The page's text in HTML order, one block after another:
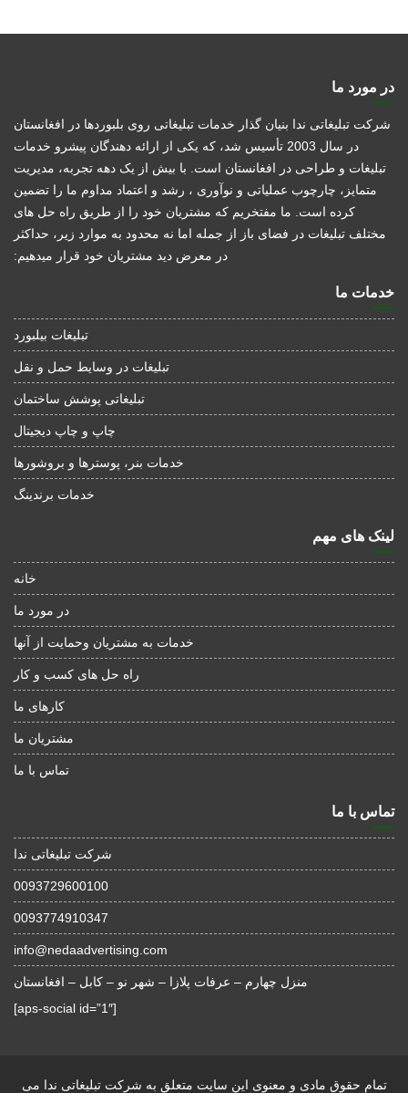
در مورد ما
شرکت تبلیغاتی ندا بنیان گذار خدمات تبلیغاتی روی بلبوردها در افغانستان
در سال 2003 تأسیس شد، که یکی از ارائه دهندگان پیشرو خدمات
تبلیغات و طراحی در افغانستان است. با بیش از یک دهه تجربه، مدیریت
متمایز، چارچوب عملیاتی و نوآوری ، رشد و اعتماد مداوم ما را تضمین
کرده است. ما مفتخریم که مشتریان خود را از طریق راه حل های
مختلف تبلیغات در فضای باز از جمله اما نه محدود به موارد زیر، حداکثر
در معرض دید مشتریان خود قرار میدهیم:
خدمات ما
تبلیغات بیلبورد
تبلیغات در وسایط حمل و نقل
تبلیغاتی پوشش ساختمان
چاپ و چاپ دیجیتال
خدمات بنر، پوسترها و بروشورها
خدمات برندینگ
لینک های مهم
خانه
در مورد ما
خدمات به مشتریان وحمایت از آنها
راه حل های کسب و کار
کارهای ما
مشتریان ما
تماس با ما
تماس با ما
شرکت تبلیغاتی ندا
0093729600100
0093774910347
info@nedaadvertising.com
منزل چهارم – عرفات پلازا – شهر نو – کابل – افغانستان
[aps-social id=”1″]
تمام حقوق مادی و معنوی این سایت متعلق به شرکت تبلیغاتی ندا می